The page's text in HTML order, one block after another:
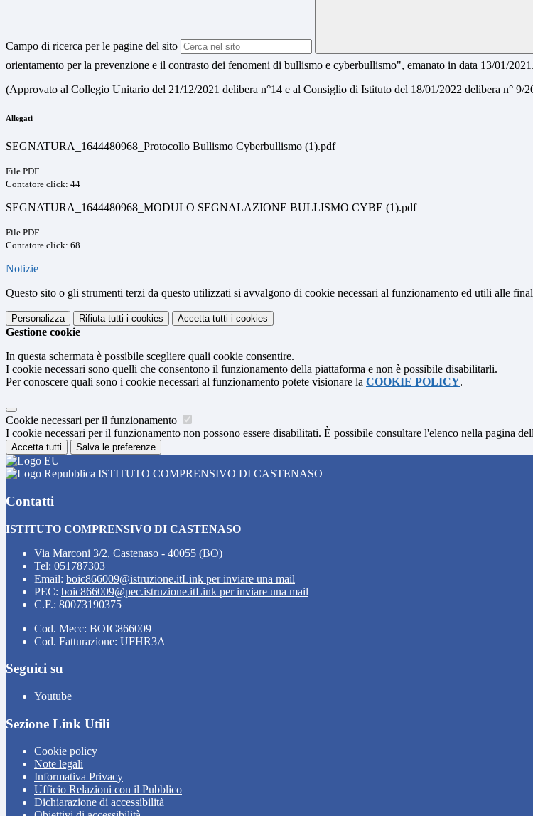
Campo di ricerca per le pagine del sito
orientamento per la prevenzione e il contrasto dei fenomeni di bullismo e cyberbullismo", emanato in data 13/01/2021.
(Approvato al Collegio Unitario del 21/12/2021 delibera n°14 e al Consiglio di Istituto del 18/01/2022 delibera n° 9/
Allegati
SEGNATURA_1644480968_Protocollo Bullismo Cyberbullismo (1).pdf
File PDF
Contatore click: 44
SEGNATURA_1644480968_MODULO SEGNALAZIONE BULLISMO CYBE (1).pdf
File PDF
Contatore click: 68
Notizie
Questo sito o gli strumenti terzi da questo utilizzati si avvalgono di cookie necessari al funzionamento ed utili alle
Personalizza Rifiuta tutti i cookies Accetta tutti i cookies
Gestione cookie
In questa schermata è possibile scegliere quali cookie consentire.
I cookie necessari sono quelli che consentono il funzionamento della piattaforma e non è possibile disabilitarli.
Per conoscere quali sono i cookie necessari al funzionamento potete visionare la COOKIE POLICY.
Cookie necessari per il funzionamento
I cookie necessari per il funzionamento non possono essere disabilitati. È possibile consultare l'elenco nella pagina
Accetta tutti Salva le preferenze
ISTITUTO COMPRENSIVO DI CASTENASO
Contatti
ISTITUTO COMPRENSIVO DI CASTENASO
Via Marconi 3/2, Castenaso - 40055 (BO)
Tel: 051787303
Email: boic866009@istruzione.itLink per inviare una mail
PEC: boic866009@pec.istruzione.itLink per inviare una mail
C.F.: 80073190375
Cod. Mecc: BOIC866009
Cod. Fatturazione: UFHR3A
Seguici su
Youtube
Sezione Link Utili
Cookie policy
Note legali
Informativa Privacy
Ufficio Relazioni con il Pubblico
Dichiarazione di accessibilità